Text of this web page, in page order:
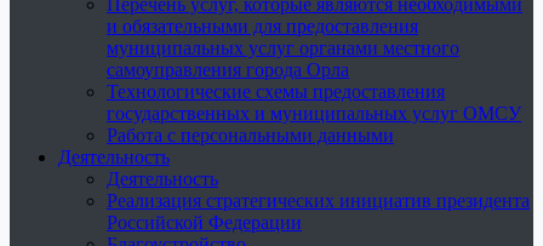
Перечень услуг, которые являются необходимыми
и обязательными для предоставления
муниципальных услуг органами местного
самоуправления города Орла
Технологические схемы предоставления
государственных и муниципальных услуг ОМСУ
Работа с персональными данными
Деятельность
Деятельность
Реализация стратегических инициатив президента
Российской Федерации